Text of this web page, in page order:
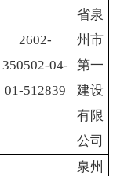
2602-
350502-04-
01-512839
省泉
州市
第一
建设
有限
公司
泉州